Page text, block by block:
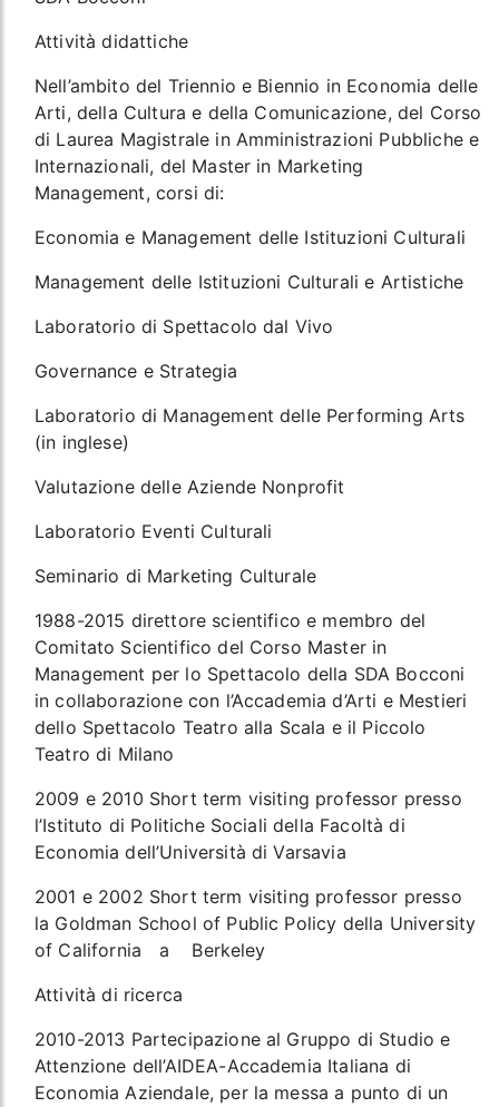
Attività didattiche
Nell’ambito del Triennio e Biennio in Economia delle
Arti, della Cultura e della Comunicazione, del Corso
di Laurea Magistrale in Amministrazioni Pubbliche e
Internazionali, del Master in Marketing
Management, corsi di:
Economia e Management delle Istituzioni Culturali
Management delle Istituzioni Culturali e Artistiche
Laboratorio di Spettacolo dal Vivo
Governance e Strategia
Laboratorio di Management delle Performing Arts
(in inglese)
Valutazione delle Aziende Nonprofit
Laboratorio Eventi Culturali
Seminario di Marketing Culturale
1988-2015 direttore scientifico e membro del
Comitato Scientifico del Corso Master in
Management per lo Spettacolo della SDA Bocconi
in collaborazione con l’Accademia d’Arti e Mestieri
dello Spettacolo Teatro alla Scala e il Piccolo
Teatro di Milano
2009 e 2010 Short term visiting professor presso
l’Istituto di Politiche Sociali della Facoltà di
Economia dell’Università di Varsavia
2001 e 2002 Short term visiting professor presso
la Goldman School of Public Policy della University
of California a Berkeley
Attività di ricerca
2010-2013 Partecipazione al Gruppo di Studio e
Attenzione dell’AIDEA-Accademia Italiana di
Economia Aziendale, per la messa a punto di un